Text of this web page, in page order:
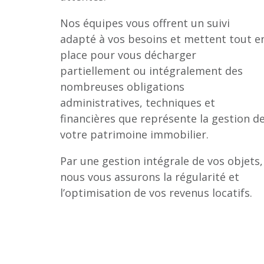
Nos équipes vous offrent un suivi
adapté à vos besoins et mettent tout
place pour vous décharger
partiellement ou intégralement des
nombreuses obligations
administratives, techniques et
financières que représente la gestion
votre patrimoine immobilier.
Par une gestion intégrale de vos objets,
nous vous assurons la régularité et
l’optimisation de vos revenus locatifs.